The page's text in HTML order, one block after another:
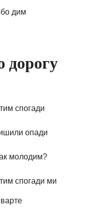
дим
дорогу
спогади
опади
молодим?
спогади ми